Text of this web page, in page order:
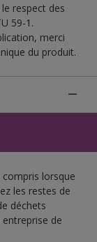
respect des
59-1.
merci
du produit.
lorsque
les restes de
déchets
de